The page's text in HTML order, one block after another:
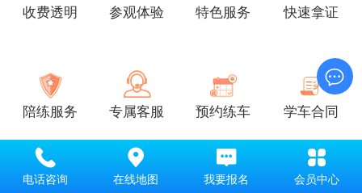
收费透明 参观体验 特色服务 快速拿证
陪练服务 专属客服 预约练车 学车合同
电话咨询 在线地图 我要报名 会员中心